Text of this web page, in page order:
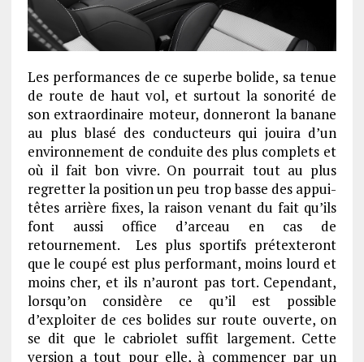
Les performances de ce superbe bolide, sa tenue
de route de haut vol, et surtout la sonorité de
son extraordinaire moteur, donneront la banane
au plus blasé des conducteurs qui jouira d’un
environnement de conduite des plus complets et
où il fait bon vivre. On pourrait tout au plus
regretter la position un peu trop basse des appui-
têtes arrière fixes, la raison venant du fait qu’ils
font aussi office d’arceau en cas de
retournement. Les plus sportifs prétexteront
que le coupé est plus performant, moins lourd et
moins cher, et ils n’auront pas tort. Cependant,
lorsqu’on considère ce qu’il est possible
d’exploiter de ces bolides sur route ouverte, on
se dit que le cabriolet suffit largement. Cette
version a tout pour elle, à commencer par un